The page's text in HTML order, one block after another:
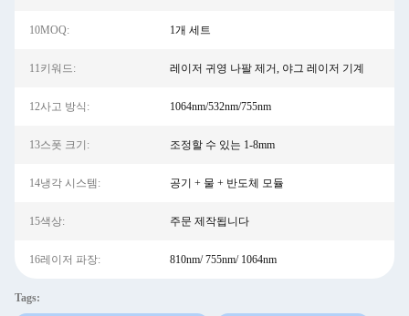
10MOQ: 1개 세트
11키워드: 레이저 귀영 나팔 제거, 야그 레이저 기계
12사고 방식: 1064nm/532nm/755nm
13스폿 크기: 조정할 수 있는 1-8mm
14냉각 시스템: 공기 + 물 + 반도체 모듈
15색상: 주문 제작됩니다
16레이저 파장: 810nm/ 755nm/ 1064nm
Tags: